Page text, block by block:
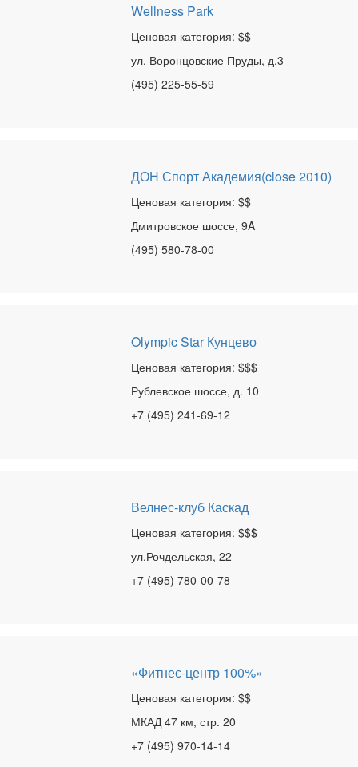
Wellness Park
Ценовая категория: $$
ул. Воронцовские Пруды, д.3
(495) 225-55-59
ДОН Спорт Академия(close 2010)
Ценовая категория: $$
Дмитровское шоссе, 9A
(495) 580-78-00
Olympic Star Кунцево
Ценовая категория: $$$
Рублевское шоссе, д. 10
+7 (495) 241-69-12
Велнес-клуб Каскад
Ценовая категория: $$$
ул.Рочдельская, 22
+7 (495) 780-00-78
«Фитнес-центр 100%»
Ценовая категория: $$
МКАД 47 км, стр. 20
+7 (495) 970-14-14